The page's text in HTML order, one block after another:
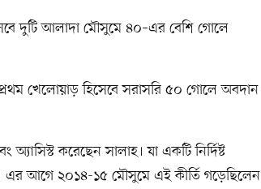
দুটি আলাদা মৌসুমে ৪০–এর বেশি গোলে
খেলোয়াড় হিসেবে সরাসরি ৫০ গোলে অবদান
করেছেন সালাহ। যা একটি নির্দিষ্ট
এর আগে ২০১৪-১৫ মৌসুমে এই কীর্তি গড়েছিলেন